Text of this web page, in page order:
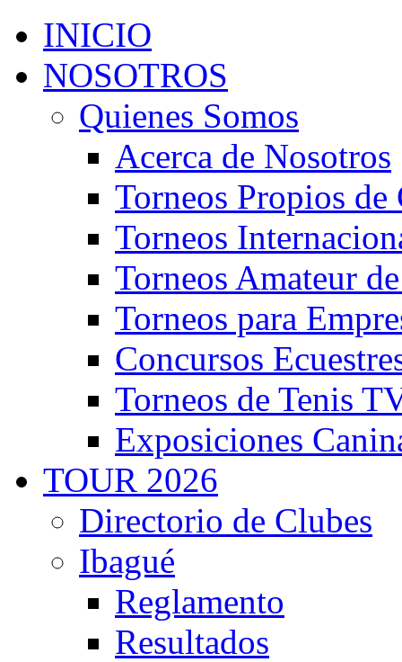
INICIO
NOSOTROS
Quienes Somos
Acerca de Nosotros
Torneos Propios
Torneos
Torneos Amateur
Torneos para
Concursos
Torneos de Tenis
Exposiciones
TOUR 2026
Directorio de Clubes
Ibagué
Reglamento
Resultados